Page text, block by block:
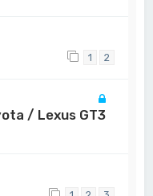
1 2
/ Lexus GT3